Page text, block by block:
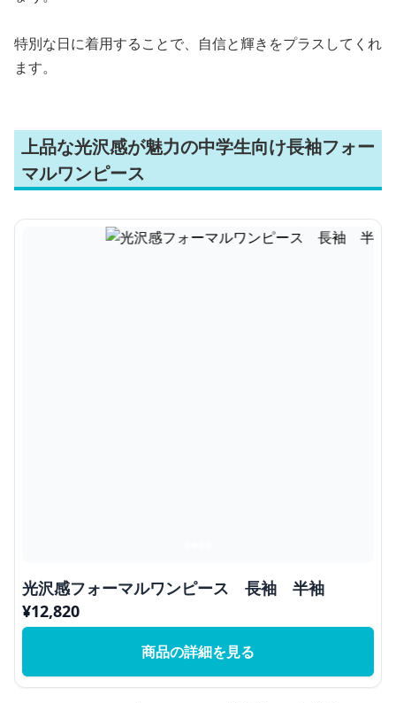
特別な日に着用することで、自信と輝きをプラスしてくれ
ます。
上品な光沢感が魅力の中学生向け長袖フォー
マルワンピース
光沢感フォーマルワンピース 長袖 半袖
¥12,820
商品の詳細を見る